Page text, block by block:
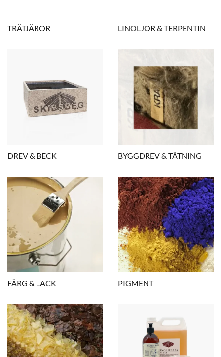
TRÄTJÄROR LINOLJOR & TERPENTIN
DREV & BECK BYGGDREV & TÄTNING
FÄRG & LACK PIGMENT